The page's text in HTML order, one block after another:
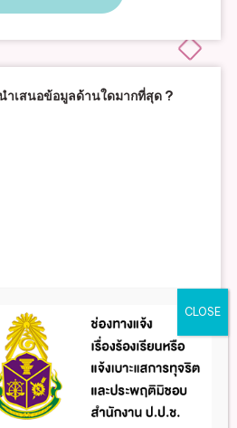
ำเสนอข้อมูลด้านใดมากที่สุด ?